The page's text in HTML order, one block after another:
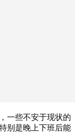
一些不安于现状的
别是晚上下班后能